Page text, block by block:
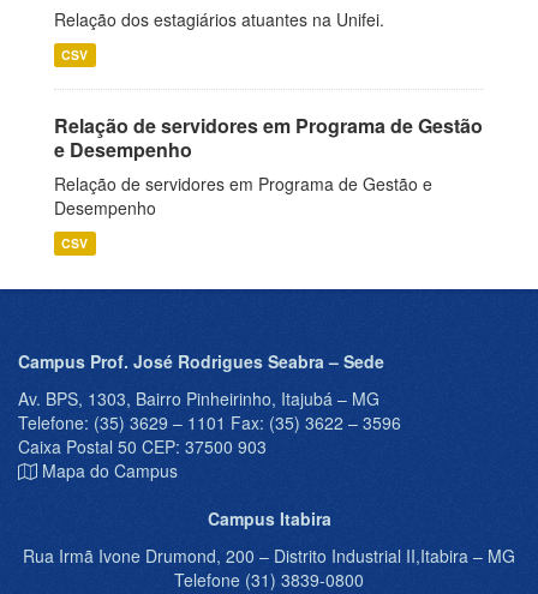
Relação dos estagiários atuantes na Unifei.
CSV
Relação de servidores em Programa de Gestão
e Desempenho
Relação de servidores em Programa de Gestão e
Desempenho
CSV
Campus Prof. José Rodrigues Seabra – Sede
Av. BPS, 1303, Bairro Pinheirinho, Itajubá – MG
Telefone: (35) 3629 – 1101 Fax: (35) 3622 – 3596
Caixa Postal 50 CEP: 37500 903
Mapa do Campus
Campus Itabira
Rua Irmã Ivone Drumond, 200 – Distrito Industrial II,Itabira – MG
Telefone (31) 3839-0800